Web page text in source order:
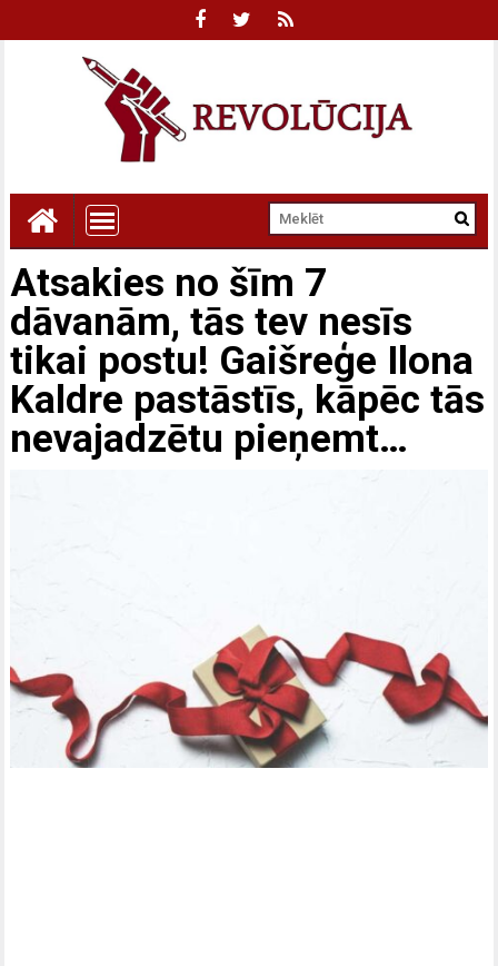
Atsakies no šīm 7
dāvanām, tās tev nesīs
tikai postu! Gaišreģe Ilona
Kaldre pastāstīs, kāpēc tās
nevajadzētu pieņemt…